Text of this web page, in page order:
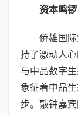
资本鸣
侨雄国
持了激动人
与中品数字
象征着中品
步。敲钟嘉